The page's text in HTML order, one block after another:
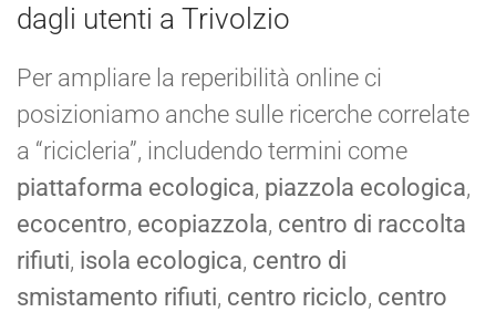
dagli utenti a Trivolzio
Per ampliare la reperibilità online ci
posizioniamo anche sulle ricerche correlate
a “ricicleria”, includendo termini come
piattaforma ecologica, piazzola ecologica,
ecocentro, ecopiazzola, centro di raccolta
rifiuti, isola ecologica, centro di
smistamento rifiuti, centro riciclo, centro